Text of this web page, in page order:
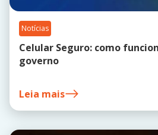
Notícias
Celular Seguro: como
governo
Leia mais